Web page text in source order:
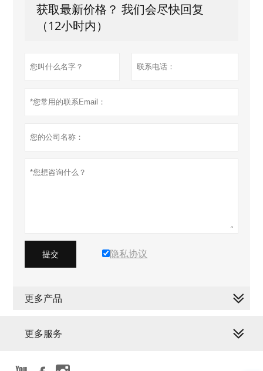
获取最新价格？ 我们会尽快回复
（12小时内）
提交 隐私协议
更多产品
更多服务